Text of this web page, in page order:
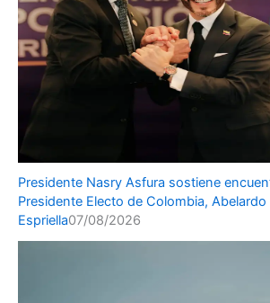
Presidente Nasry Asfura sostiene
Presidente Electo de Colombia, Abelardo
Espriella07/08/2026